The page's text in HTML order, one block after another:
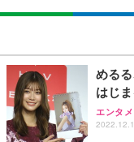
SIHOO
ュチェ
￥
Sezlife
ワーク
能 人
EIZO
￥
【純正
フック
x2袋
￥3,234
ネオ・
り 単品
める
はじ
エンタメ